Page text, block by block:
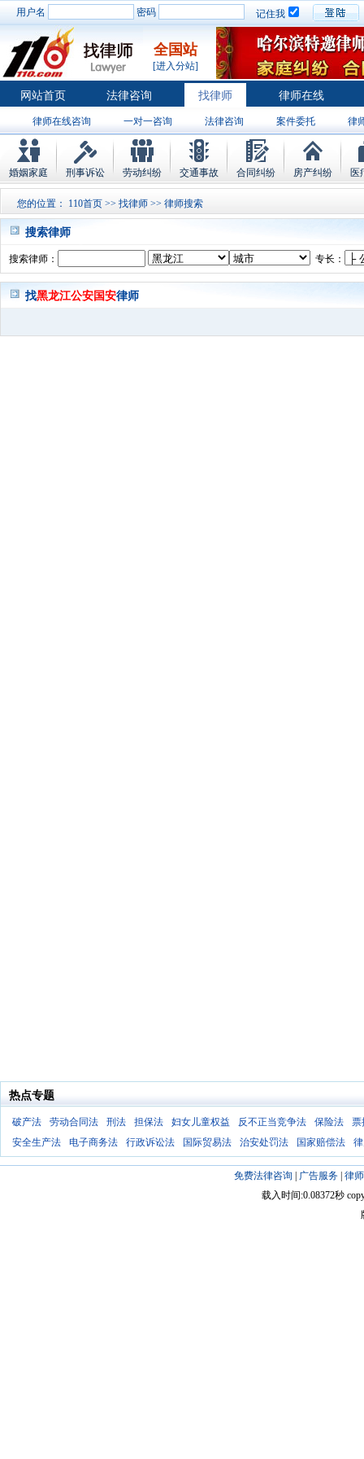
用户名 密码 记住我
全国站
[进入分站]
网站首页 法律咨询 找律师 律师在线
律师在线咨询 一对一咨询 法律咨询 案件委托 律
婚姻家庭 刑事诉讼 劳动纠纷 交通事故 合同纠纷 房产纠纷 医
您的位置： 110首页 >> 找律师 >> 律师搜索
搜索律师
搜索律师： 专长：
找黑龙江公安国安律师
热点专题
破产法 劳动合同法 刑法 担保法 妇女儿童权益 反不正当竞争法 保险法
票
安全生产法
电子商务法 行政诉讼法 国际贸易法 治安处罚法 国家赔偿法
免费法律咨询 广告服务| 律
载入时间:0.08372秒